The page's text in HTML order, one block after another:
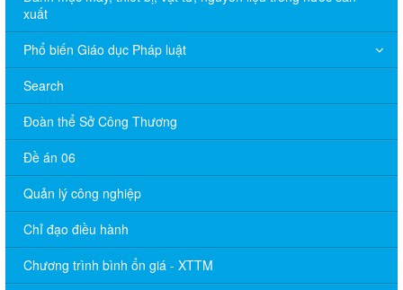
xuất
Phổ biến Giáo dục Pháp luật
Search
Đoàn thể Sở Công Thương
Đề án 06
Quản lý công nghiệp
Chỉ đạo điều hành
Chương trình bình ổn giá - XTTM